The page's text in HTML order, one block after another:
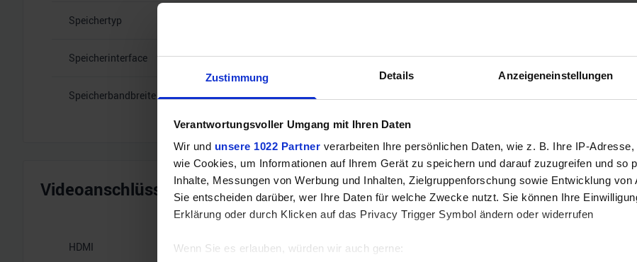
Zustimmung Details Anzeigeneinstellungen
Verantwortungsvoller Umgang mit Ihren Daten
Wir und unsere 1022 Partner verarbeiten Ihre persönlichen Daten, wie z. B. Ihre IP-
wie Cookies, um Informationen auf Ihrem Gerät zu speichern und darauf zuzugreifen und so
Inhalte, Messungen von Werbung und Inhalten, Zielgruppenforschung sowie Entwicklung von
Sie entscheiden darüber, wer Ihre Daten für welche Zwecke nutzt. Sie können Ihre
Erklärung oder durch Klicken auf das Privacy Trigger Symbol ändern oder widerrufen
Wenn Sie es erlauben, würden wir auch gerne:
Speichertyp
Speicherinterface 256
Speicherbandbreite 30 Gbps
Videoanschlüsse
HDMI 1x HDMI 2.1b